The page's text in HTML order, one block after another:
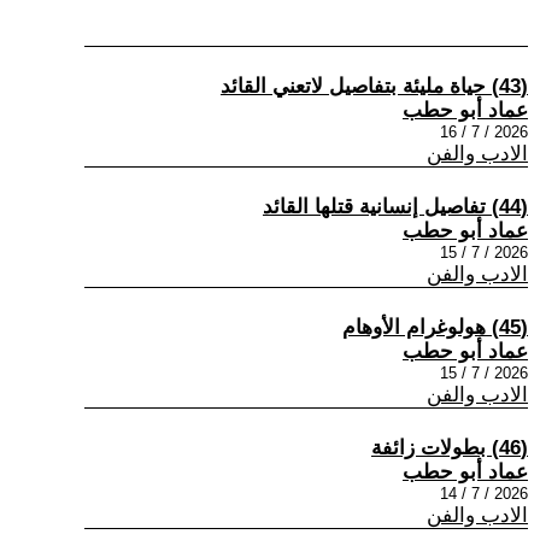
(43) حياة مليئة بتفاصيل لاتعني القائد
عماد أبو حطب
2026 / 7 / 16
الادب والفن
(44) تفاصيل إنسانية قتلها القائد
عماد أبو حطب
2026 / 7 / 15
الادب والفن
(45) هولوغرام الأوهام
عماد أبو حطب
2026 / 7 / 15
الادب والفن
(46) بطولات زائفة
عماد أبو حطب
2026 / 7 / 14
الادب والفن